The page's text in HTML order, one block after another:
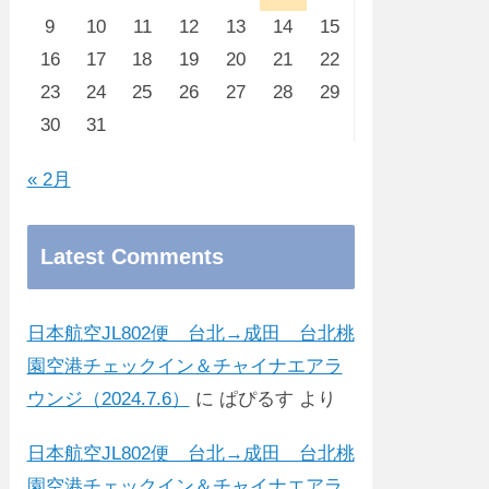
9
10 11 12 13 14
15
16
17 18 19 20 21
22
23
24 25 26 27 28
29
30
31
« 2月
Latest Comments
日本航空JL802便 台北→成田 台北桃
園空港チェックイン＆チャイナエアラ
ウンジ（2024.7.6）
に ぱぴるす より
日本航空JL802便 台北→成田 台北桃